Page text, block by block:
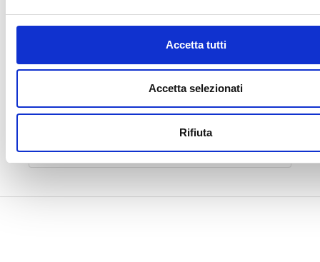
Accetta tutti
Accetta selezionati
Rifiuta
funzione)
Membro del collegio dei Revisori
Membro del collegio dei Revisori